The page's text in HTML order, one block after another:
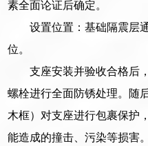
素全面论证后确定。
设置位置：基础隔震层
位。
支座安装并验收合格后
螺栓进行全面防锈处理。随
木框）对支座进行包裹保护
能造成的撞击、污染等损害。